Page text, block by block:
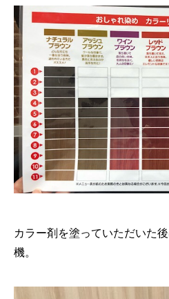
カラー剤を塗っていただいた
機。